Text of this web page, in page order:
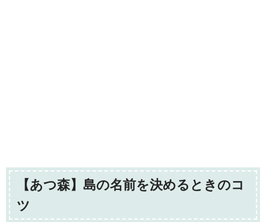
【あつ森】島の名前を決めるときのコ
ツ